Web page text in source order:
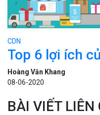
CDN
Top 6 lợi ích
Hoàng Văn Khang
08-06-2020
BÀI VIẾT LIÊN